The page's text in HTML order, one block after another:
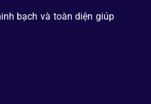
bạch và toàn diện giúp